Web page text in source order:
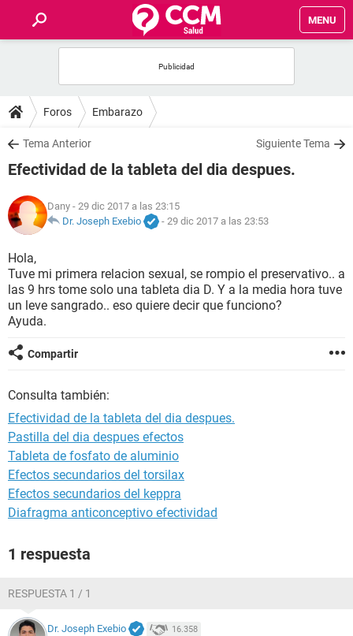
MENU
FOROS
SALUD
NUTRICIÓN
BIENESTAR
SEXUALIDAD
GLOSARIO
Foros Embarazo
Tema Anterior Siguiente Tema
Efectividad de la tableta del dia despues.
Dany - 29 dic 2017 a las 23:15
Dr. Joseph Exebio
- 29 dic 2017 a las 23:53
Hola,
Tuve mi primera relacion sexual, se rompio el preservativo.. a
las 9 hrs tome solo una tableta dia D. Y a la media hora tuve
un leve sangrado.. eso quiere decir que funciono?
Ayuda.
Compartir
Consulta también:
Efectividad de la tableta del dia despues.
Pastilla del dia despues efectos
Tableta de fosfato de aluminio
Efectos secundarios del torsilax
Efectos secundarios del keppra
Diafragma anticonceptivo efectividad
1 respuesta
RESPUESTA 1 / 1
Dr. Joseph Exebio 16.358